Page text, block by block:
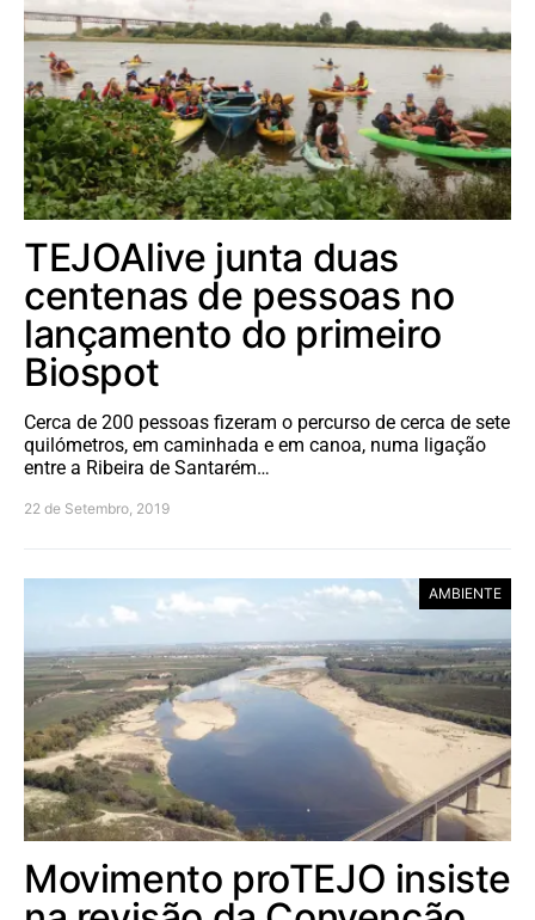
TEJOAlive junta duas
centenas de pessoas no
lançamento do primeiro
Biospot
Cerca de 200 pessoas fizeram o percurso de cerca de sete
quilómetros, em caminhada e em canoa, numa ligação
entre a Ribeira de Santarém…
22 de Setembro, 2019
AMBIENTE
Movimento proTEJO insiste